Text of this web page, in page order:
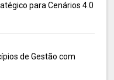
para Cenários 4.0
de Gestão com